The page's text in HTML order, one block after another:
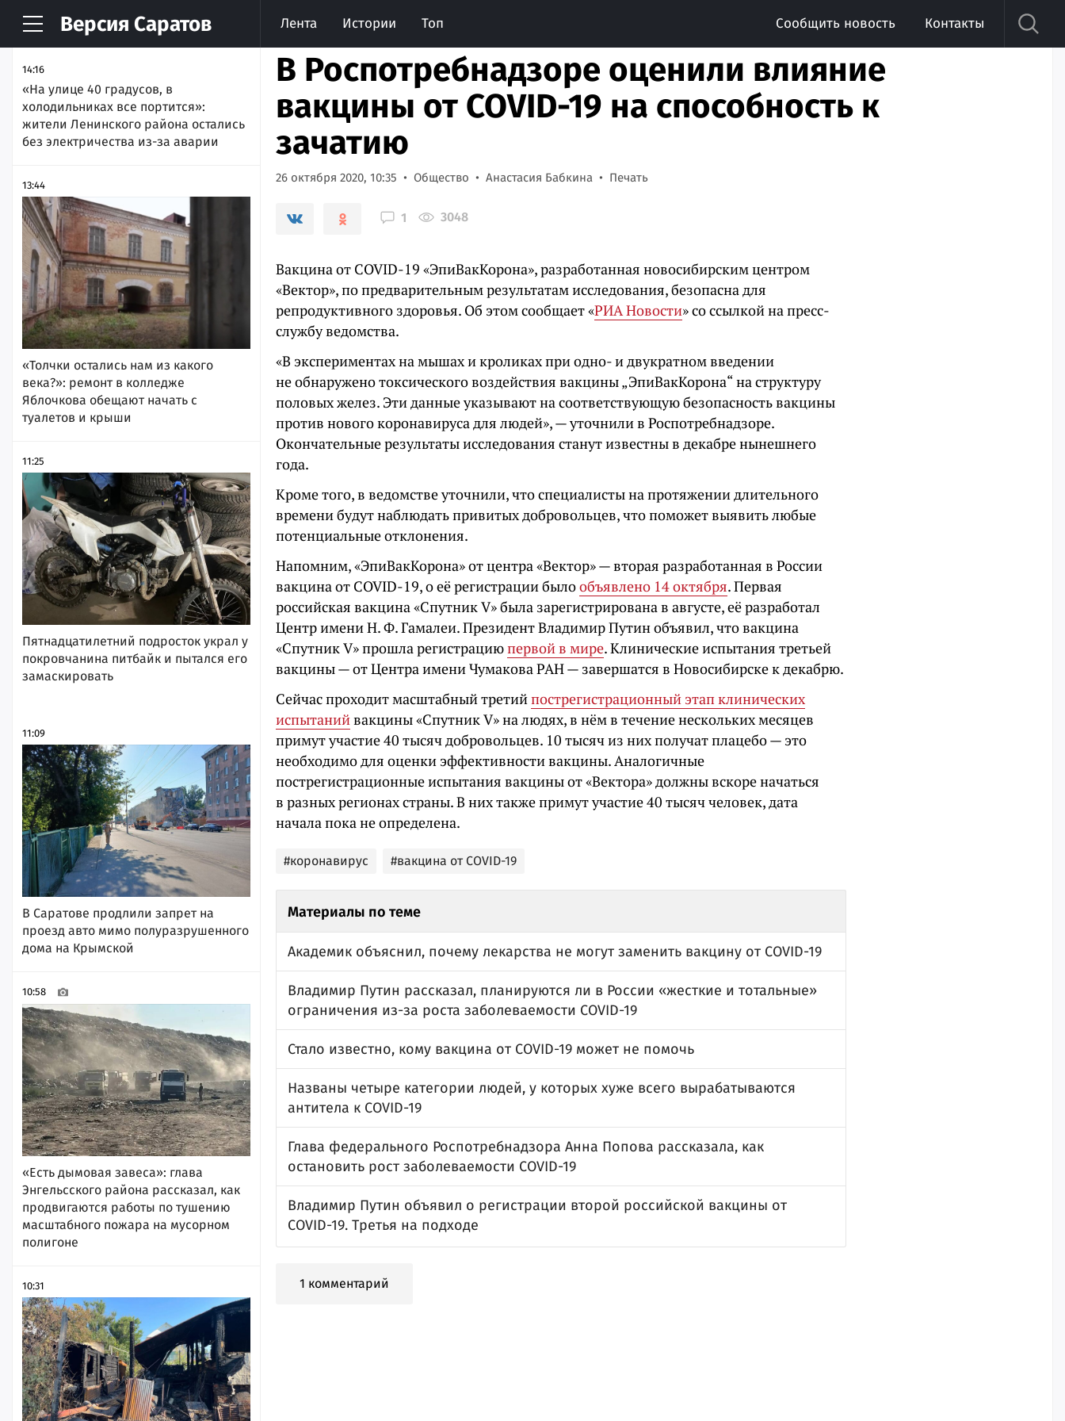
Версия Саратов Лента Истории Топ Сообщить новость Контакты
НОВОСТИ АРХИВ
14:16
«На улице 40 градусов, в
холодильниках все портится»:
жители Ленинского района остались
без электричества из-за аварии
13:44
«Толчки остались нам из какого
века?»: ремонт в колледже
Яблочкова обещают начать с
туалетов и крыши
11:25
Пятнадцатилетний подросток украл у
покровчанина питбайк и пытался его
замаскировать
11:09
В Саратове продлили запрет на
проезд авто мимо полуразрушенного
дома на Крымской
10:58
«Есть дымовая завеса»: глава
Энгельсского района рассказал, как
продвигаются работы по тушению
масштабного пожара на мусорном
полигоне
10:31
В Роспотребнадзоре оценили влияние
вакцины от COVID-19 на способность к
зачатию
26 октября 2020, 10:35 Общество Анастасия Бабкина Печать
1 3048
Вакцина от COVID-19 «ЭпиВакКорона», разработанная новосибирским центром
«Вектор», по предварительным результатам исследования, безопасна для
репродуктивного здоровья. Об этом сообщает «РИА Новости» со ссылкой на пресс-
службу ведомства.
«В экспериментах на мышах и кроликах при одно- и двукратном введении
не обнаружено токсического воздействия вакцины „ЭпиВакКорона“ на структуру
половых желез. Эти данные указывают на соответствующую безопасность вакцины
против нового коронавируса для людей», — уточнили в Роспотребнадзоре.
Окончательные результаты исследования станут известны в декабре нынешнего
года.
Кроме того, в ведомстве уточнили, что специалисты на протяжении длительного
времени будут наблюдать привитых добровольцев, что поможет выявить любые
потенциальные отклонения.
Напомним, «ЭпиВакКорона» от центра «Вектор» — вторая разработанная в России
вакцина от COVID-19, о её регистрации былообъявлено 14 октября. Первая
российская вакцина «Спутник V» была зарегистрирована в августе, её разработал
Центр имени Н. Ф. Гамалеи. Президент Владимир Путин объявил, что вакцина
«Спутник V» прошла регистрациюпервой в мире. Клинические испытания третьей
вакцины — от Центра имени Чумакова РАН — завершатся в Новосибирске к декабрю.
Сейчас проходит масштабный третийпострегистрационный этап клинических
испытанийвакцины «Спутник V» на людях, в нём в течение нескольких месяцев
примут участие 40 тысяч добровольцев. 10 тысяч из них получат плацебо — это
необходимо для оценки эффективности вакцины. Аналогичные
пострегистрационные испытания вакцины от «Вектора» должны вскоре начаться
в разных регионах страны. В них также примут участие 40 тысяч человек, дата
начала пока не определена.
#коронавирус #вакцина от COVID-19
Материалы по теме
Академик объяснил, почему лекарства не могут заменить вакцину от COVID-19
Владимир Путин рассказал, планируются ли в России «жесткие и тотальные»
ограничения из-за роста заболеваемости COVID-19
Стало известно, кому вакцина от COVID-19 может не помочь
Названы четыре категории людей, у которых хуже всего вырабатываются
антитела к COVID-19
Глава федерального Роспотребнадзора Анна Попова рассказала, как
остановить рост заболеваемости COVID-19
Владимир Путин объявил о регистрации второй российской вакцины от
COVID-19. Третья на подходе
1 комментарий